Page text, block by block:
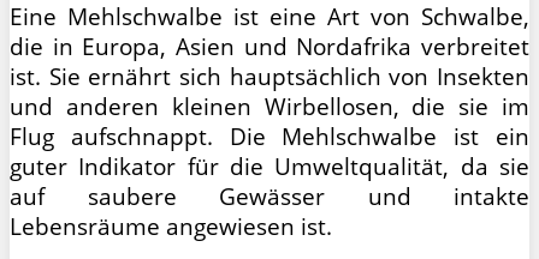
Eine Mehlschwalbe ist eine Art von Schwalbe,
die in Europa, Asien und Nordafrika verbreitet
ist. Sie ernährt sich hauptsächlich von Insekten
und anderen kleinen Wirbellosen, die sie im
Flug aufschnappt. Die Mehlschwalbe ist ein
guter Indikator für die Umweltqualität, da sie
auf saubere Gewässer und intakte
Lebensräume angewiesen ist.